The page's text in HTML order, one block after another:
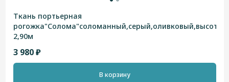
Ткань портьерная
2,90м
3 980 ₽
В корзину